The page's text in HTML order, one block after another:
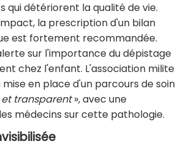
qui détériorent la qualité de vie.
la prescription d'un bilan
est fortement recommandée.
sur l'importance du dépistage
chez l'enfant. L'association milite
en place d'un parcours de soin
transparent», avec une
médecins sur cette pathologie.